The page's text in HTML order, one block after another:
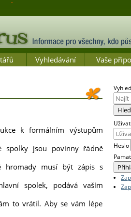
Vyhledávání Vaše
k formálním výstupům
spolky jsou povinny řádně
hromady musí být zápis s
spolek, podává vaším
to vrátil. Aby se vám lépe
Heslo